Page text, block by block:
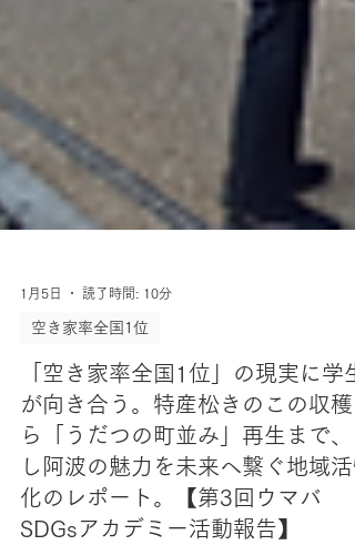
1月5日 読了時間: 10分
空き家率全国1位
「空き家率全国1位」の現実に学生
が向き合う。特産松きのこの収穫